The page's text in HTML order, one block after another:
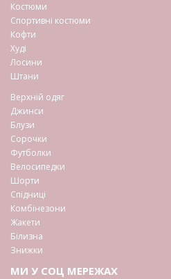
Костюми
Спортивні костюми
Кофти
Худі
Лосини
Штани
Верхній одяг
Джинси
Блузи
Сорочки
Футболки
Велосипедки
Шорти
Спідниці
Комбінезони
Жакети
Білизна
Знижки
МИ У СОЦ МЕРЕЖАХ